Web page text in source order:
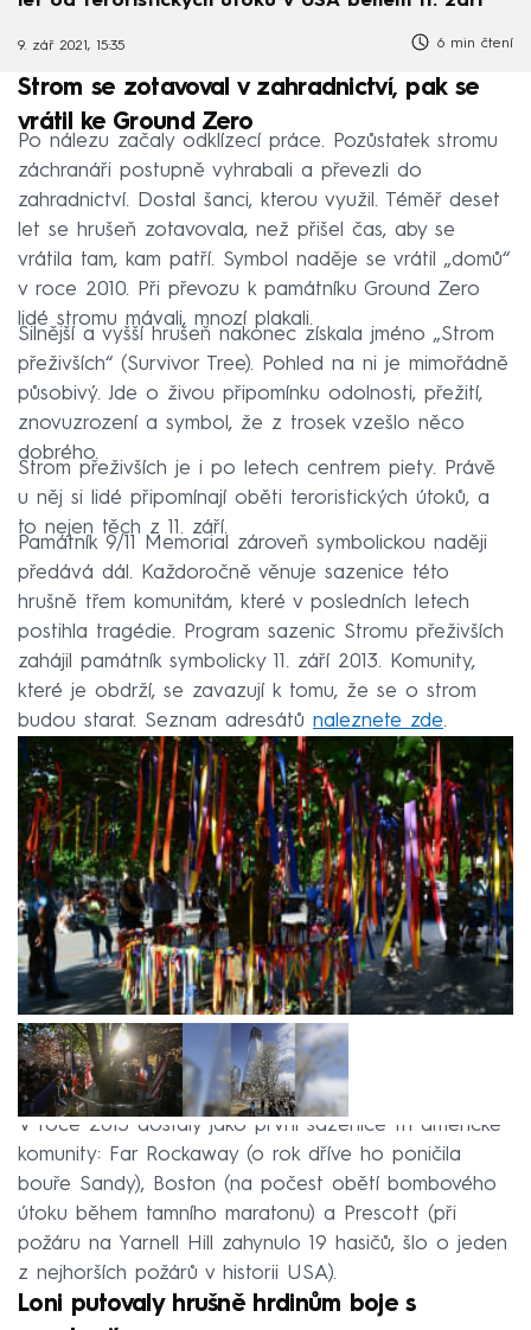
9. zář 2021, 15:35 6 min čtení
Strom se zotavoval v zahradnictví, pak se
vrátil ke Ground Zero
Po nálezu začaly odklízecí práce. Pozůstatek stromu
záchranáři postupně vyhrabali a převezli do
zahradnictví. Dostal šanci, kterou využil. Téměř deset
let se hrušeň zotavovala, než přišel čas, aby se
vrátila tam, kam patří. Symbol naděje se vrátil „domů“
v roce 2010. Při převozu k památníku Ground Zero
lidé stromu mávali, mnozí plakali.
Silnější a vyšší hrušeň nakonec získala jméno „Strom
přeživších“ (Survivor Tree). Pohled na ni je mimořádně
působivý. Jde o živou připomínku odolnosti, přežití,
znovuzrození a symbol, že z trosek vzešlo něco
dobrého.
Strom přeživších je i po letech centrem piety. Právě
u něj si lidé připomínají oběti teroristických útoků, a
to nejen těch z 11. září.
Památník 9/11 Memorial zároveň symbolickou naději
předává dál. Každoročně věnuje sazenice této
hrušně třem komunitám, které v posledních letech
postihla tragédie. Program sazenic Stromu přeživších
zahájil památník symbolicky 11. září 2013. Komunity,
které je obdrží, se zavazují k tomu, že se o strom
budou starat. Seznam adresátů naleznete zde.
V roce 2013 dostaly jako první sazenice tři americké
komunity: Far Rockaway (o rok dříve ho poničila
bouře Sandy), Boston (na počest obětí bombového
útoku během tamního maratonu) a Prescott (při
požáru na Yarnell Hill zahynulo 19 hasičů, šlo o jeden
z nejhorších požárů v historii USA).
Loni putovaly hrušně hrdinům boje s